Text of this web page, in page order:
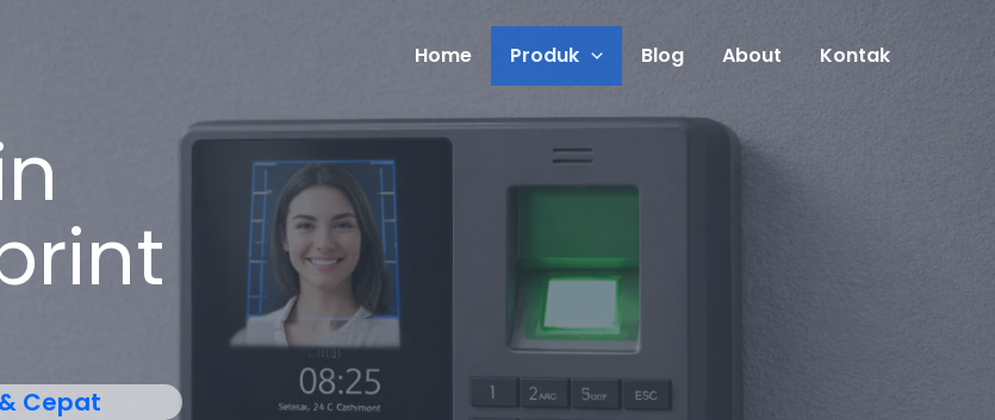
Home Produk Blog About Kontak
Cepat